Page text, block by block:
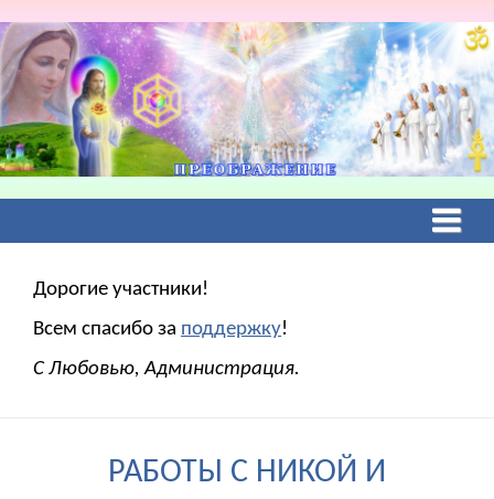
Дорогие участники!
Всем спасибо за поддержку!
С Любовью, Администрация.
РАБОТЫ С НИКОЙ И